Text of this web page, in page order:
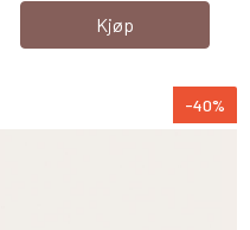
Kjøp
-40%